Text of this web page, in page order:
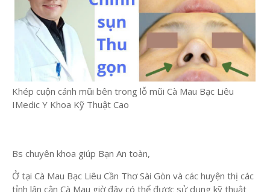
Khép cuộn cánh mũi bên trong lỗ mũi Cà Mau Bạc Liêu
IMedic Y Khoa Kỹ Thuật Cao
Bs chuyên khoa giúp Bạn An toàn,
Ở tại Cà Mau Bạc Liêu Cần Thơ Sài Gòn và các huyện thị các
tỉnh lân cận Cà Mau giờ đây có thể được sử dụng kỹ thuật